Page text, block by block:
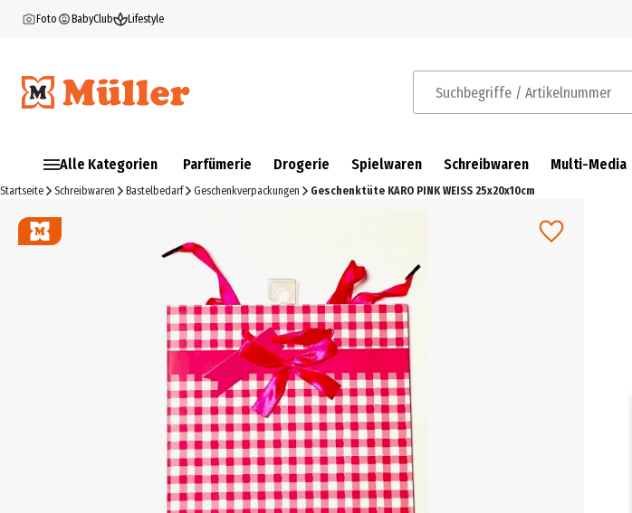
Foto BabyClub Lifestyle
Suchbegriffe / Artikelnummer
Alle Kategorien Parfümerie Drogerie Spielwaren Schreibwaren Multi-Media
Startseite Schreibwaren Bastelbedarf Geschenkverpackungen Geschenktüte KARO PINK WEISS 25x20x10cm